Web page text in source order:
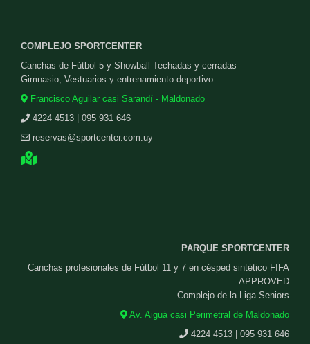
COMPLEJO SPORTCENTER
Canchas de Fútbol 5 y Showball Techadas y cerradas
Gimnasio, Vestuarios y entrenamiento deportivo
Francisco Aguilar casi Sarandí - Maldonado
4224 4513 | 095 931 646
reservas@sportcenter.com.uy
PARQUE SPORTCENTER
Canchas profesionales de Fútbol 11 y 7 en césped sintético FIFA
APPROVED
Complejo de la Liga Seniors
Av. Aiguá casi Perimetral de Maldonado
4224 4513 | 095 931 646